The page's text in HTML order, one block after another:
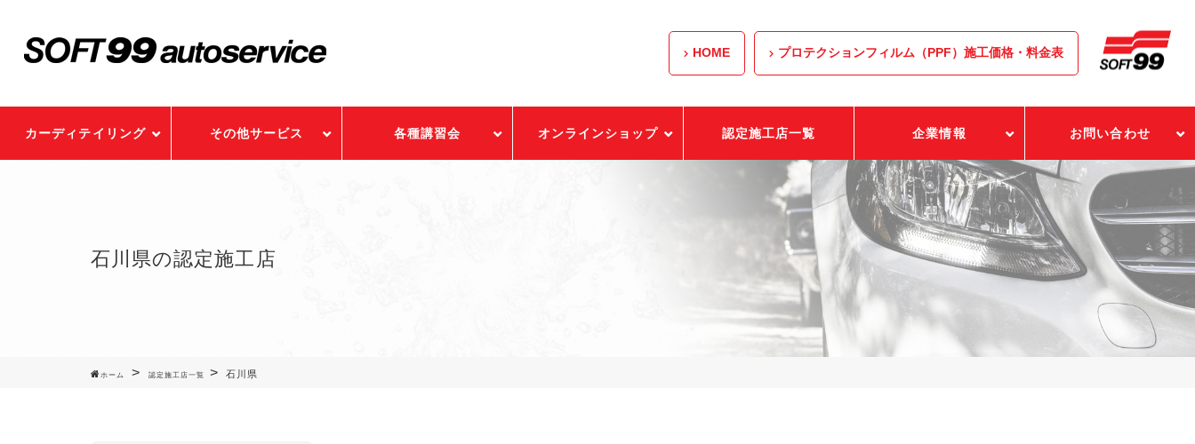
HOME プロテクションフィルム（PPF）施工価格・料金表
カーディテイリング その他サービス 各種講習会 オンラインショップ 認定施工店一覧 企業情報 お問い合わせ
石川県の認定施工店
ホーム 認定施工店一覧 石川県